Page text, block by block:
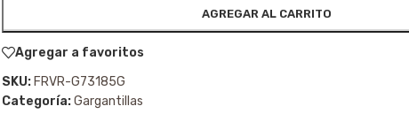
AGREGAR AL CARRITO
Agregar a favoritos
SKU: FRVR-G73185G
Categoría:Gargantillas